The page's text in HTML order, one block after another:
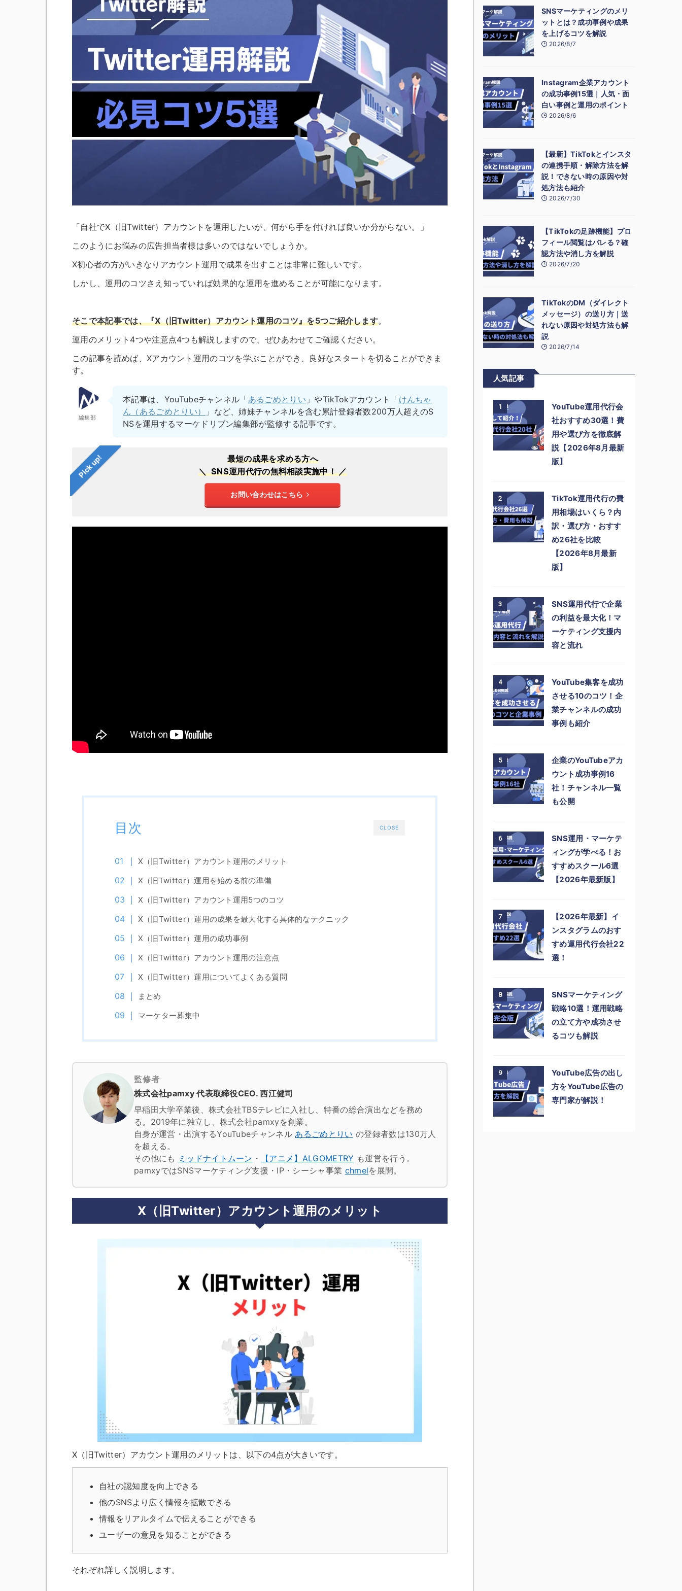
「自社でX（旧Twitter）アカウントを運用したいが、何から手を付ければ良いか分からない。」
このようにお悩みの広告担当者様は多いのではないでしょうか。
X初心者の方がいきなりアカウント運用で成果を出すことは非常に難しいです。
しかし、運用のコツさえ知っていれば効果的な運用を進めることが可能になります。
そこで本記事では、『X（旧Twitter）アカウント運用のコツ』を5つご紹介します。
運用のメリット4つや注意点4つも解説しますので、ぜひあわせてご確認ください。
この記事を読めば、Xアカウント運用のコツを学ぶことができ、良好なスタートを切ることができま
す。
編集部
本記事は、YouTubeチャンネル「あるごめとりい 」やTikTokアカウント「けんちゃ
ん（あるごめとりい）
」など、姉妹チャンネルを含む累計登録者数200万人超えのS
NSを運用するマーケドリブン編集部が監修する記事です。
Pick up!
最短の成果を求める方へ
＼ SNS運用代行の無料相談実施中！ ／
お問い合わせはこちら
CLOSE
目次
X（旧Twitter）アカウント運用のメリット
X（旧Twitter）運用を始める前の準備
X（旧Twitter）アカウント運用5つのコツ
X（旧Twitter）運用の成果を最大化する具体的なテクニック
X（旧Twitter）運用の成功事例
X（旧Twitter）アカウント運用の注意点
X（旧Twitter）運用についてよくある質問
まとめ
マーケター募集中
監修者
株式会社pamxy 代表取締役CEO. 西江健司
早稲田大学卒業後、株式会社TBSテレビに入社し、特番の総合演出などを務め
る。2019年に独立し、株式会社pamxyを創業。
自身が運営・出演するYouTubeチャンネル あるごめとりい の登録者数は130万人
を超える。
その他にも ミッドナイトムーン ・ 【アニメ】ALGOMETRY も運営を行う。
pamxyではSNSマーケティング支援・IP・シーシャ事業 chmelを展開。
X（旧Twitter）アカウント運用のメリット
X（旧Twitter）アカウント運用のメリットは、以下の4点が大きいです。
自社の認知度を向上できる
他のSNSより広く情報を拡散できる
情報をリアルタイムで伝えることができる
ユーザーの意見を知ることができる
それぞれ詳しく説明します。
SNSマーケティングのメリ
ットとは？成功事例や成果
を上げるコツを解説
2026/8/7
Instagram企業アカウント
の成功事例15選｜人気・面
白い事例と運用のポイント
2026/8/6
【最新】TikTokとインスタ
の連携手順・解除方法を解
説！できない時の原因や対
処方法も紹介
2026/7/30
【TikTokの足跡機能】プロ
フィール閲覧はバレる？確
認方法や消し方を解説
2026/7/20
TikTokのDM（ダイレクト
メッセージ）の送り方｜送
れない原因や対処方法も解
説
2026/7/14
人気記事
1
YouTube運用代行会
社おすすめ30選！費
用や選び方を徹底解
説【2026年8月最新
版】
2
TikTok運用代行の費
用相場はいくら？内
訳・選び方・おすす
め26社を比較
【2026年8月最新
版】
3
SNS運用代行で企業
の利益を最大化！マ
ーケティング支援内
容と流れ
4
YouTube集客を成功
させる10のコツ！企
業チャンネルの成功
事例も紹介
5
企業のYouTubeアカ
ウント成功事例16
社！チャンネル一覧
も公開
6
SNS運用・マーケテ
ィングが学べる！お
すすめスクール6選
【2026年最新版】
7
【2026年最新】イ
ンスタグラムのおす
すめ運用代行会社22
選！
8
SNSマーケティング
戦略10選！運用戦略
の立て方や成功させ
るコツも解説
9
YouTube広告の出し
方をYouTube広告の
専門家が解説！